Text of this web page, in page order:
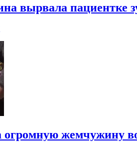
вырвала пациентке
жемчужину во